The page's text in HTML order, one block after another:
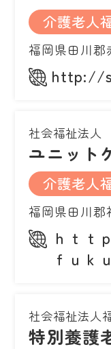
介護老人
福岡県田川郡
http://
社会福祉法人
ユニット
介護老人
福岡県田川郡
ｈｔｔ
ｆｕｋ
社会福祉法人
特別養護